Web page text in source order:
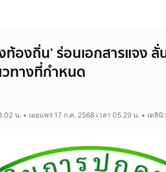
ท้องถิ่น’ ร่อนเอกสารแจง
ทางที่กำหนด
น. • เผยแพร่ 17 ก.ค. 2568 เวลา 05.29 น. • เดลินิ